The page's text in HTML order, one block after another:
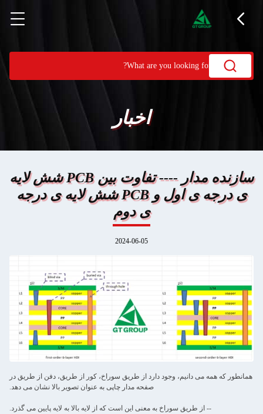
اخبار
سازنده مدار ---- تفاوت بین PCB شش لایه
ی درجه ی اول و PCB شش لایه ی درجه
ی دوم
2024-06-05
همانطور که همه می دانیم، وجود دارد از طریق سوراخ، کور از طریق، دفن از طریق در
صفحه مدار چاپی به عنوان تصویر بالا نشان می دهد.
-- از طریق سوراخ به معنی این است که از لایه بالا به لایه پایین می گذرد.